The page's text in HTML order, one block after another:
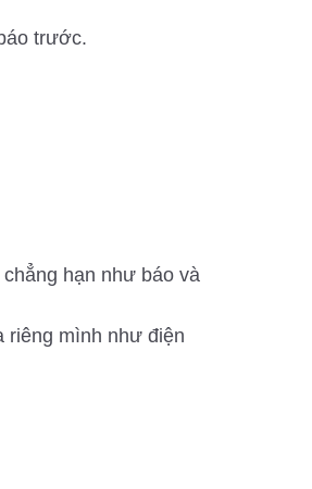
trước.
hạn như báo và
riêng mình như điện